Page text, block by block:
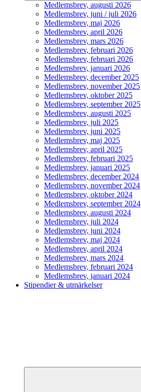
Medlemsbrev, augusti 2026
Medlemsbrev, juni / juli 2026
Medlemsbrev, maj 2026
Medlemsbrev, april 2026
Medlemsbrev, mars 2026
Medlemsbrev, februari 2026
Medlemsbrev, februari 2026
Medlemsbrev, januari 2026
Medlemsbrev, december 2025
Medlemsbrev, november 2025
Medlemsbrev, oktober 2025
Medlemsbrev, september 2025
Medlemsbrev, augusti 2025
Medlemsbrev, juli 2025
Medlemsbrev, juni 2025
Medlemsbrev, maj 2025
Medlemsbrev, april 2025
Medlemsbrev, februari 2025
Medlemsbrev, januari 2025
Medlemsbrev, december 2024
Medlemsbrev, november 2024
Medlemsbrev, oktober 2024
Medlemsbrev, september 2024
Medlemsbrev, augusti 2024
Medlemsbrev, juli 2024
Medlemsbrev, juni 2024
Medlemsbrev, maj 2024
Medlemsbrev, april 2024
Medlemsbrev, mars 2024
Medlemsbrev, februari 2024
Medlemsbrev, januari 2024
Stipendier & utmärkelser